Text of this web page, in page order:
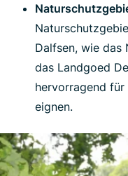
Dalfsen, wie das
das Landgoed
hervorragend
eignen.